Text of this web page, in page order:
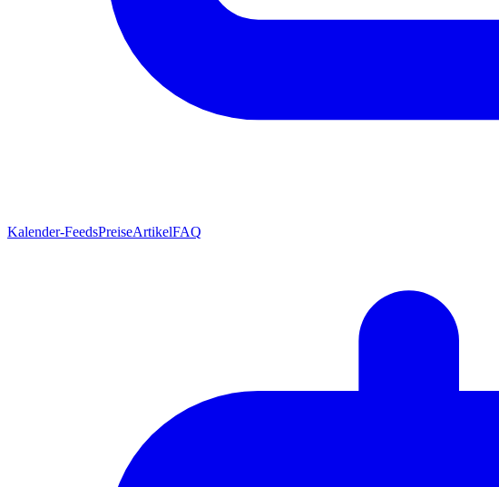
Kalender-FeedsPreiseArtikelFAQ